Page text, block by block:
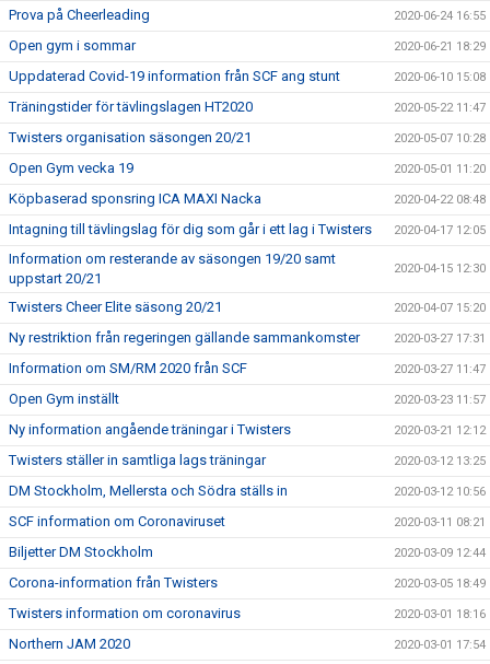
Prova på Cheerleading 2020-06-24 16:55
Open gym i sommar 2020-06-21 18:29
Uppdaterad Covid-19 information från SCF ang stunt 2020-06-10 15:08
Träningstider för tävlingslagen HT2020 2020-05-22 11:47
Twisters organisation säsongen 20/21 2020-05-07 10:28
Open Gym vecka 19 2020-05-01 11:20
Köpbaserad sponsring ICA MAXI Nacka 2020-04-22 08:48
Intagning till tävlingslag för dig som går i ett lag i Twisters 2020-04-17 12:05
Information om resterande av säsongen 19/20 samt
uppstart 20/21
2020-04-15 12:30
Twisters Cheer Elite säsong 20/21 2020-04-07 15:20
Ny restriktion från regeringen gällande sammankomster 2020-03-27 17:31
Information om SM/RM 2020 från SCF 2020-03-27 11:47
Open Gym inställt 2020-03-23 11:57
Ny information angående träningar i Twisters 2020-03-21 12:12
Twisters ställer in samtliga lags träningar 2020-03-12 13:25
DM Stockholm, Mellersta och Södra ställs in 2020-03-12 10:56
SCF information om Coronaviruset 2020-03-11 08:21
Biljetter DM Stockholm 2020-03-09 12:44
Corona-information från Twisters 2020-03-05 18:49
Twisters information om coronavirus 2020-03-01 18:16
Northern JAM 2020 2020-03-01 17:54